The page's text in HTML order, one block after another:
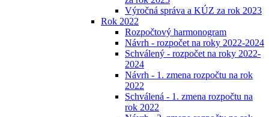
Výročná správa a KÚZ za rok 2023
Rok 2022
Rozpočtový harmonogram
Návrh - rozpočet na roky 2022-2024
Schválený - rozpočet na roky 2022-
2024
Návrh - 1. zmena rozpočtu na rok
2022
Schválená - 1. zmena rozpočtu na
rok 2022